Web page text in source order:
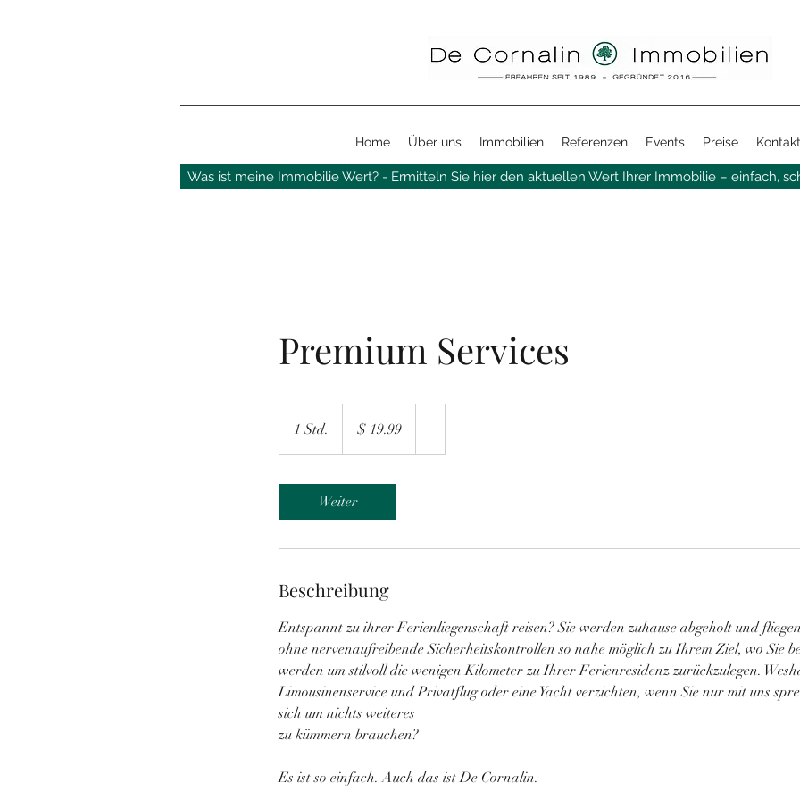
Home Über uns Immobilien Referenzen Events Preise Kontakt
Was ist meine Immobilie Wert? - Ermitteln Sie hier den aktuellen Wert Ihrer Immobilie – einfach,
Premium Services
1 Std.
S
d
Dollar$ 19.99
Weiter
Beschreibung
Entspannt zu ihrer Ferienliegenschaft reisen? Sie werden zuhause abgeholt und
ohne nervenaufreibende Sicherheitskontrollen so nahe möglich zu Ihrem Ziel, wo Sie
werden um stilvoll die wenigen Kilometer zu Ihrer Ferienresidenz zurückzulegen.
Limousinenservice und Privatflug oder eine Yacht verzichten, wenn Sie nur mit uns
sich um nichts weiteres
zu kümmern brauchen?
Es ist so einfach. Auch das ist De Cornalin.